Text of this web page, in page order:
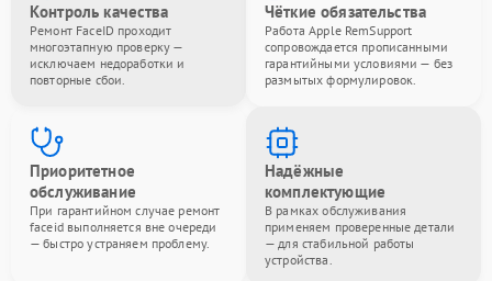
Контроль качества
Ремонт FaceID проходит
многоэтапную проверку —
исключаем недоработки и
повторные сбои.
Чёткие обязательства
Работа Apple RemSupport
сопровождается прописанными
гарантийными условиями — без
размытых формулировок.
Приоритетное
обслуживание
При гарантийном случае ремонт
faceid выполняется вне очереди
— быстро устраняем проблему.
Надёжные
комплектующие
В рамках обслуживания
применяем проверенные детали
— для стабильной работы
устройства.